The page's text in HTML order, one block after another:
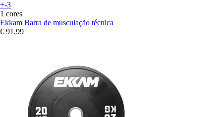
+-3
1 cores
Ekkam Barra de musculação técnica
€ 91,99